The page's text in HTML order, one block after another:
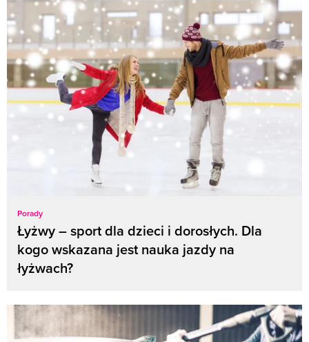
Porady
Łyżwy – sport dla dzieci i dorosłych. Dla
kogo wskazana jest nauka jazdy na
łyżwach?